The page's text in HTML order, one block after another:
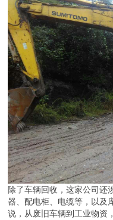
除了车辆回收，这家公司还
器、配电柜、电缆等，以及
说，从废旧车辆到工业物资